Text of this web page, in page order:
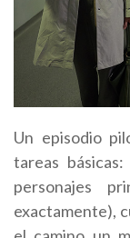
Un episodio
tareas
personajes
exactamente),